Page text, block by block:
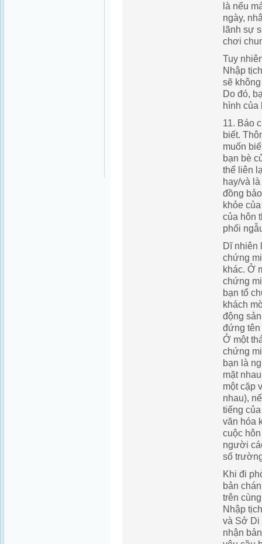
là nếu
ngày,
lãnh sự
chơi
Tuy
Nhập
sẽ
Do đó,
hình của
11. Báo
biết.
muốn
bạn bè
thể liên
hay/và
đồng
khỏe
của hôn
phối
Dĩ nhiên
chứng
khác. Ở
chứng
bạn tổ
khách
động
đứng tên
Ở một
chứng
bạn là
mặt
một cặp
nhau),
tiếng
văn hóa
cuộc
người
số
Khi đi
bản
trên
Nhập
và Sở Di
nhận